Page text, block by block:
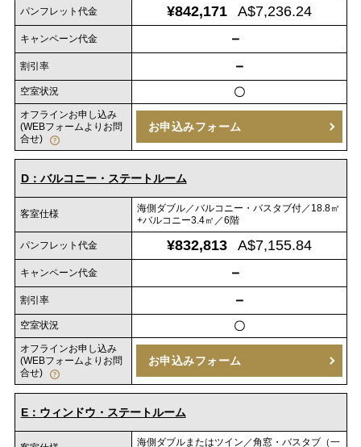
パンフレット代金 ¥842,171 A$7,236.24
キャンペーン代金 －
割引率 －
空室状況 〇
オフラインお申し込み
(WEBフォームよりお問
合せ)
お申込みフォーム
D：バルコニー・ステートルーム
客室仕様
海側ダブル／バルコニー・バスタブ付／18.8㎡
+バルコニー3.4㎡／6階
パンフレット代金 ¥832,813 A$7,155.84
キャンペーン代金 －
割引率 －
空室状況 〇
オフラインお申し込み
(WEBフォームよりお問
合せ)
お申込みフォーム
E：ウィンドウ・ステートルーム
海側ダブルまたはツイン／角窓・バスタブ（一